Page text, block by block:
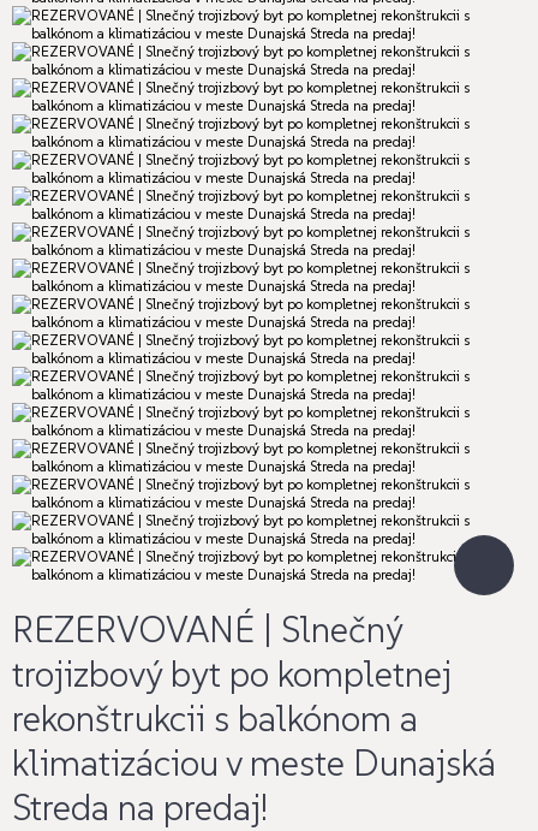
REZERVOVANÉ | Slnečný
trojizbový byt po kompletnej
rekonštrukcii s balkónom a
klimatizáciou v meste Dunajská
Streda na predaj!